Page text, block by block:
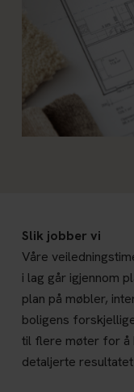
Slik jobber vi
Våre
i lag går igjennom
plan på møbler,
boligens
til flere møter for å
detaljerte